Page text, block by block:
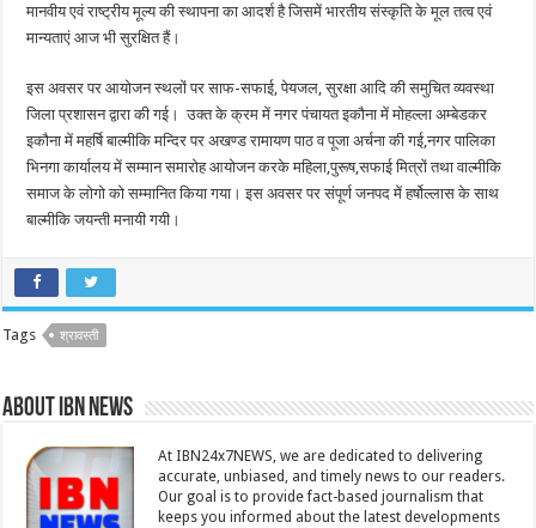
मानवीय एवं राष्ट्रीय मूल्य की स्थापना का आदर्श है जिसमें भारतीय संस्कृति के मूल तत्व एवं
मान्यताएं आज भी सुरक्षित हैं।
इस अवसर पर आयोजन स्थलों पर साफ-सफाई, पेयजल, सुरक्षा आदि की समुचित व्यवस्था
जिला प्रशासन द्वारा की गई। उक्त के क्रम में नगर पंचायत इकौना में मोहल्ला अम्बेडकर
इकौना में महर्षि बाल्मीकि मन्दिर पर अखण्ड रामायण पाठ व पूजा अर्चना की गई,नगर पालिका
भिनगा कार्यालय में सम्मान समारोह आयोजन करके महिला,पुरूष,सफाई मित्रों तथा वाल्मीकि
समाज के लोगो को सम्मानित किया गया। इस अवसर पर संपूर्ण जनपद में हर्षोल्लास के साथ
बाल्मीकि जयन्ती मनायी गयी।
Tags श्रावस्ती
About IBN NEWS
At IBN24x7NEWS, we are dedicated to delivering
accurate, unbiased, and timely news to our readers.
Our goal is to provide fact-based journalism that
keeps you informed about the latest developments